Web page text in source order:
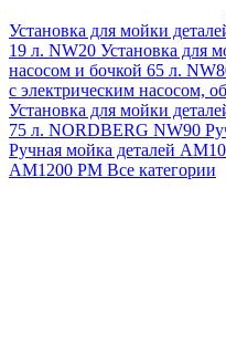
Установка для мойки
19 л. NW20 Установка для
насосом и бочкой 65 л.
с электрическим насосом,
Установка для мойки
75 л. NORDBERG NW90
Ручная мойка деталей
АМ1200 РМ Все категории